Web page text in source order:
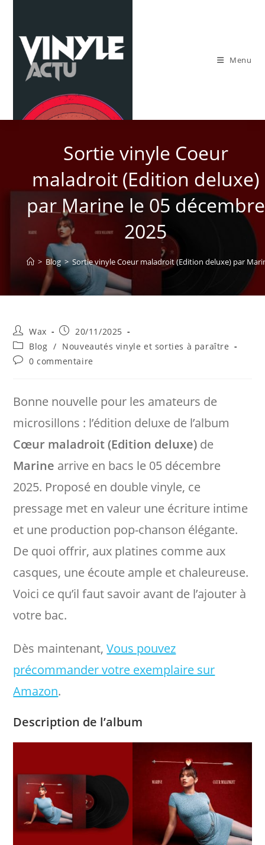
content
Menu
Sortie vinyle Coeur
maladroit (Edition deluxe)
par Marine le 05 décembre
2025
> Blog > Sortie vinyle Coeur maladroit (Edition deluxe) par
Auteur/autrice
de
la
publication :
Wax
Publication
publiée :
20/11/2025
Post
category:
Blog / Nouveautés vinyle et sorties à paraître
Commentaires
0 commentaire
Bonne nouvelle pour les amateurs de
microsillons : l’édition deluxe de l’album
Cœur maladroit (Edition deluxe) de
Marine arrive en bacs le 05 décembre
2025. Proposé en double vinyle, ce
pressage met en valeur une écriture intime
et une production pop-chanson élégante.
De quoi offrir, aux platines comme aux
casques, une écoute ample et chaleureuse.
Voici ce qu’il faut savoir avant de l’ajouter à
votre bac.
Dès maintenant,Vous pouvez
précommander votre exemplaire sur
Amazon.
Description de l’album